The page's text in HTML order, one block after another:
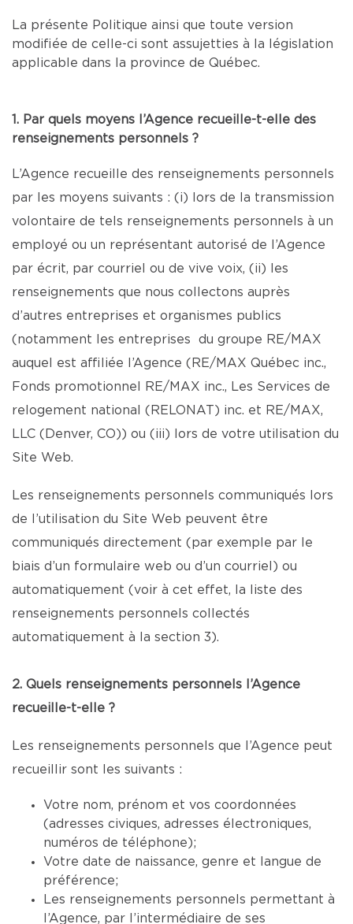
La présente Politique ainsi que toute version
modifiée de celle-ci sont assujetties à la législation
applicable dans la province de Québec.
1. Par quels moyens l’Agence recueille-t-elle des
renseignements personnels ?
L’Agence recueille des renseignements personnels
par les moyens suivants : (i) lors de la transmission
volontaire de tels renseignements personnels à un
employé ou un représentant autorisé de l’Agence
par écrit, par courriel ou de vive voix, (ii) les
renseignements que nous collectons auprès
d’autres entreprises et organismes publics
(notamment les entreprises du groupe RE/MAX
auquel est affiliée l’Agence (RE/MAX Québec inc.,
Fonds promotionnel RE/MAX inc., Les Services de
relogement national (RELONAT) inc. et RE/MAX,
LLC (Denver, CO)) ou (iii) lors de votre utilisation du
Site Web.
Les renseignements personnels communiqués lors
de l’utilisation du Site Web peuvent être
communiqués directement (par exemple par le
biais d’un formulaire web ou d’un courriel) ou
automatiquement (voir à cet effet, la liste des
renseignements personnels collectés
automatiquement à la section 3).
2. Quels renseignements personnels l’Agence
recueille-t-elle ?
Les renseignements personnels que l’Agence peut
recueillir sont les suivants :
Votre nom, prénom et vos coordonnées
(adresses civiques, adresses électroniques,
numéros de téléphone);
Votre date de naissance, genre et langue de
préférence;
Les renseignements personnels permettant à
l’Agence, par l’intermédiaire de ses